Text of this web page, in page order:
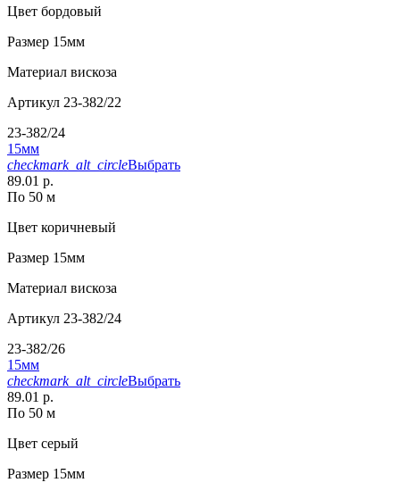
Цвет бордовый
Размер 15мм
Материал вискоза
Артикул 23-382/22
23-382/24
15мм
checkmark_alt_circleВыбрать
89.01 р.
По 50 м
Цвет коричневый
Размер 15мм
Материал вискоза
Артикул 23-382/24
23-382/26
15мм
checkmark_alt_circleВыбрать
89.01 р.
По 50 м
Цвет серый
Размер 15мм